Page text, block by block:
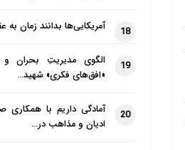
18 آمریکایی‌ها بدانند زمان
19
الگوی مدیریتِ بحران و
«افق‌های فکری» شهید…
20
آمادگی داریم با همکاری
ادیان و مذاهب در…